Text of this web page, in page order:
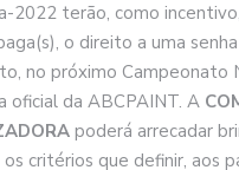
2022 terão, como
o direito a uma
no próximo Campeonato
oficial da ABCPAINT. A
poderá arrecadar
critérios que definir, aos